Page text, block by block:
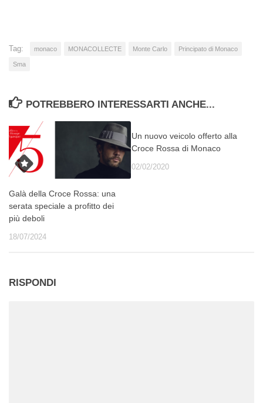
Tag: monaco MONACOLLECTE Monte Carlo Principato di Monaco
Sma
POTREBBERO INTERESSARTI ANCHE...
Galà della Croce Rossa: una
serata speciale a profitto dei
più deboli
18/07/2024
Un nuovo veicolo offerto alla
Croce Rossa di Monaco
02/02/2020
RISPONDI